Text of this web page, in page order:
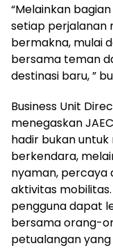
“Melainkan
setiap perjalanan
bermakna, mulai
bersama teman
destinasi baru, ”
Business Unit
menegaskan
hadir bukan
berkendara,
nyaman, percaya
aktivitas
pengguna dapat
bersama orang-
petualangan